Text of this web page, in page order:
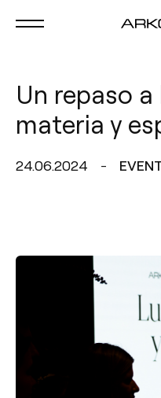
Un repaso a
materia y
24.06.2024